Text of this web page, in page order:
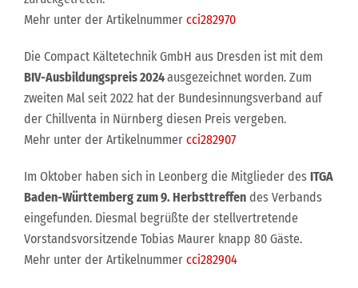
Mehr unter der Artikelnummer cci282970
Die Compact Kältetechnik GmbH aus Dresden ist mit dem
BIV-Ausbildungspreis 2024ausgezeichnet worden. Zum
zweiten Mal seit 2022 hat der Bundesinnungsverband auf
der Chillventa in Nürnberg diesen Preis vergeben.
Mehr unter der Artikelnummer cci282907
Im Oktober haben sich in Leonberg die Mitglieder des ITGA
Baden-Württemberg zum 9. Herbsttreffen des Verbands
eingefunden. Diesmal begrüßte der stellvertretende
Vorstandsvorsitzende Tobias Maurer knapp 80 Gäste.
Mehr unter der Artikelnummer cci282904